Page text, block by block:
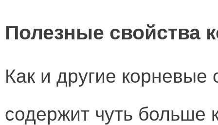
Полезные свойства
Как и другие
содержит чуть больше